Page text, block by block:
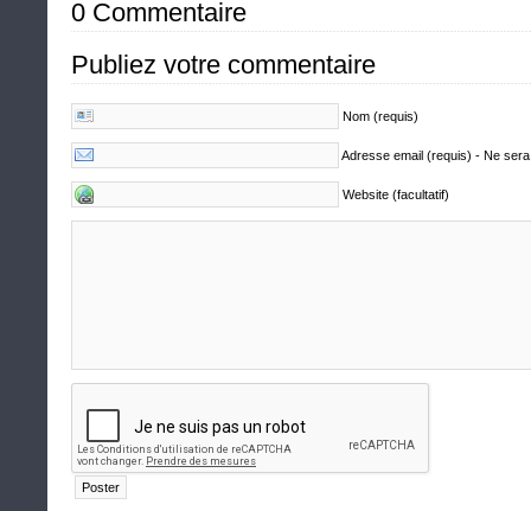
0 Commentaire
Publiez votre commentaire
Nom (requis)
Adresse email (requis) - Ne
Website (facultatif)